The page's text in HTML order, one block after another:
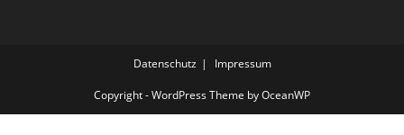
Datenschutz Impressum
Copyright - WordPress Theme by OceanWP